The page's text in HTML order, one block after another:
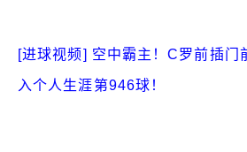
[进球视频] 空中霸主！C罗前插门
入个人生涯第946球！